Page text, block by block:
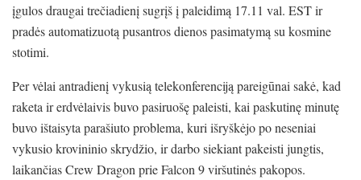
įgulos draugai trečiadienį sugrįš į paleidimą 17.11 val. EST ir
pradės automatizuotą pusantros dienos pasimatymą su kosmine
stotimi.
Per vėlai antradienį vykusią telekonferenciją pareigūnai sakė, kad
raketa ir erdvėlaivis buvo pasiruošę paleisti, kai paskutinę minutę
buvo ištaisyta parašiuto problema, kuri išryškėjo po neseniai
vykusio krovininio skrydžio, ir darbo siekiant pakeisti jungtis,
laikančias Crew Dragon prie Falcon 9 viršutinės pakopos.